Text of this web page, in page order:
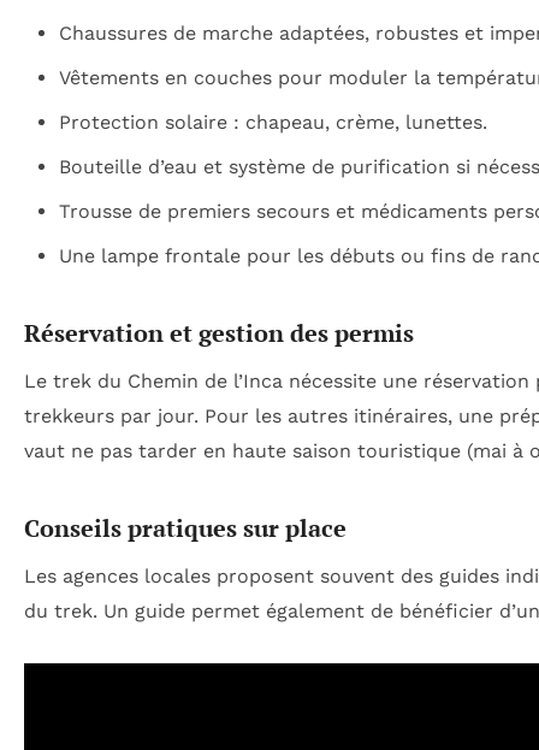
Chaussures de marche adaptées, robustes et
Vêtements en couches pour moduler la
Protection solaire : chapeau, crème, lunettes.
Bouteille d’eau et système de purification si
Trousse de premiers secours et médicaments
Une lampe frontale pour les débuts ou fins de
Réservation et gestion des permis
Le trek du Chemin de l’Inca nécessite une
trekkeurs par jour. Pour les autres itinéraires, une
vaut ne pas tarder en haute saison touristique (mai à
Conseils pratiques sur place
Les agences locales proposent souvent des guides
du trek. Un guide permet également de bénéficier